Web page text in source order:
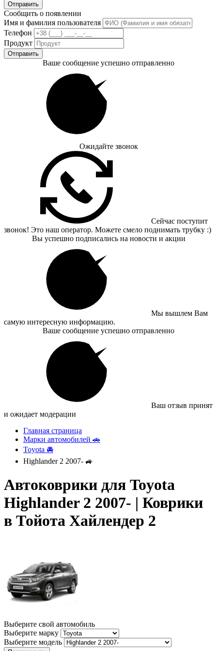
Отправить
Сообщить о появлении
Имя и фамилия пользователя
Телефон
Продукт
Отправить
Ваше сообщение успешно отправленно
Ожидайте звонок
Сейчас поступит
звонок! Это наш оператор. Можете смело поднимать трубку :)
Вы успешно подписались на новости и акции
Мы вышлем Вам
самую интересную информацию.
Ваше сообщение успешно отправленно
Ваш отзыв принят
и ожидает модерации
Главная страница
Марки автомобилей 🚗
Toyota 🚘
Highlander 2 2007- 🚙
Автоковрики для Toyota
Highlander 2 2007- | Коврики
в Тойота Хайлендер 2
Выберите свой автомобиль
Выберите марку
Выберите модель